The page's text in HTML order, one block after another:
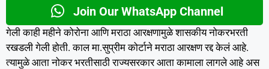
Join Our WhatsApp Channel
गेली काही महीने कोरोना आणि मराठा आरक्षणामुळे शासकीय नोकरभरती
रखडली गेली होती. काल मा.सुप्रीम कोर्टाने मराठा आरक्षण रद्द केलं आहे.
त्यामुळे आता नोकर भरतीसाठी राज्यसरकार आता कामाला लागले आहे अस